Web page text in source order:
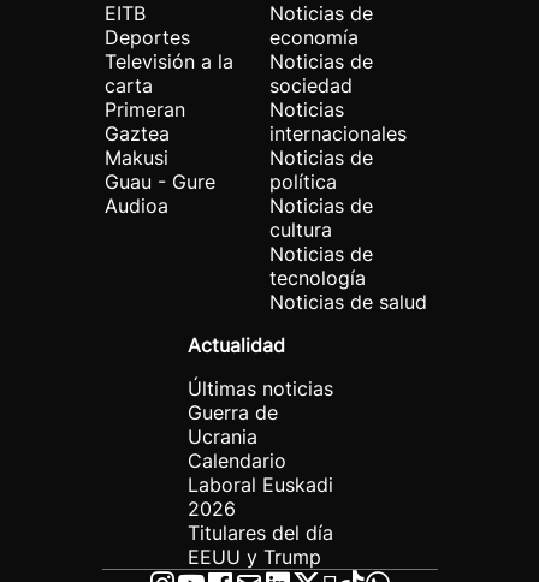
EITB
Deportes
Televisión a la
carta
Primeran
Gaztea
Makusi
Guau - Gure
Audioa
Noticias de
economía
Noticias de
sociedad
Noticias
internacionales
Noticias de
política
Noticias de
cultura
Noticias de
tecnología
Noticias de salud
Actualidad
Últimas noticias
Guerra de
Ucrania
Calendario
Laboral Euskadi
2026
Titulares del día
EEUU y Trump